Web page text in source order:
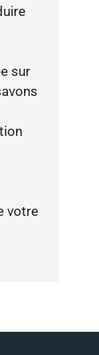
sur
votre